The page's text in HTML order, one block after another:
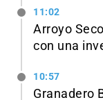
11:02
Arroyo
con una
10:57
Granadero